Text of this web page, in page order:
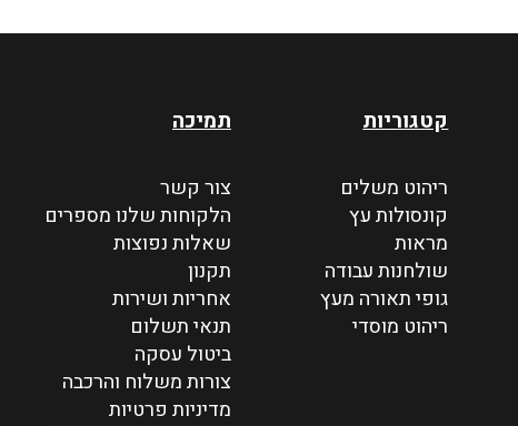
קטגוריות
ריהוט משלים
קונסולות עץ
מראות
שולחנות עבודה
גופי תאורה מעץ
ריהוט מוסדי
תמיכה
צור קשר
הלקוחות שלנו מספרים
שאלות נפוצות
תקנון
אחריות ושירות
תנאי תשלום
ביטול עסקה
צורות משלוח והרכבה
מדיניות פרטיות